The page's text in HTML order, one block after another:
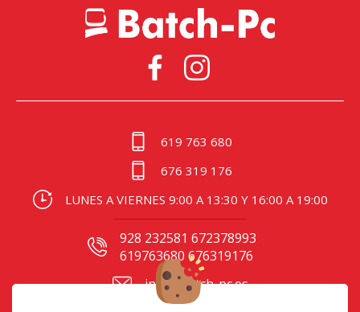
619 763 680
676 319 176
LUNES A VIERNES 9:00 A 13:30 Y 16:00 A 19:00
928 232581 672378993
619763680 676319176
info@batch-pc.es